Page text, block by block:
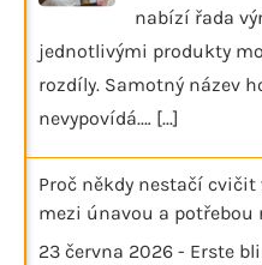
nabízí řada
jednotlivými produkty
rozdíly. Samotný název
nevypovídá.… [...]
Proč někdy nestačí
mezi únavou a potřebou
23 června 2026 - Erste